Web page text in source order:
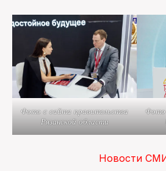
Фото с сайта правительства
Рязанской области
Фото
Новости